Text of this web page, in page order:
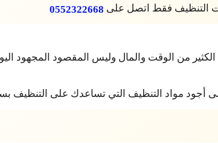
التنظيف فقط اتصل على 0552322668
من الوقت والمال وليس المقصود المجهود
أجود مواد التنظيف التي تساعدك على التنظيف